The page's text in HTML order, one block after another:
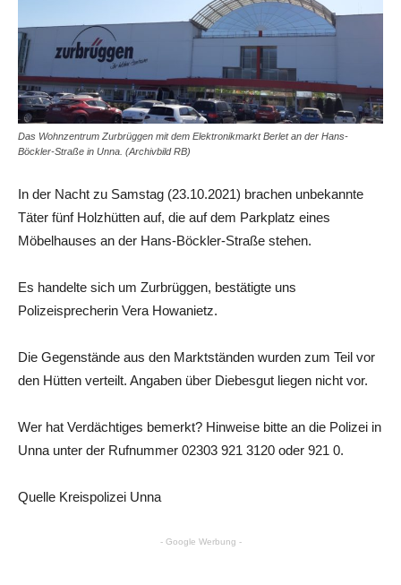
Das Wohnzentrum Zurbrüggen mit dem Elektronikmarkt Berlet an der Hans-
Böckler-Straße in Unna. (Archivbild RB)
In der Nacht zu Samstag (23.10.2021) brachen unbekannte
Täter fünf Holzhütten auf, die auf dem Parkplatz eines
Möbelhauses an der Hans-Böckler-Straße stehen.
Es handelte sich um Zurbrüggen, bestätigte uns
Polizeisprecherin Vera Howanietz.
Die Gegenstände aus den Marktständen wurden zum Teil vor
den Hütten verteilt. Angaben über Diebesgut liegen nicht vor.
Wer hat Verdächtiges bemerkt? Hinweise bitte an die Polizei in
Unna unter der Rufnummer 02303 921 3120 oder 921 0.
Quelle Kreispolizei Unna
- Google Werbung -